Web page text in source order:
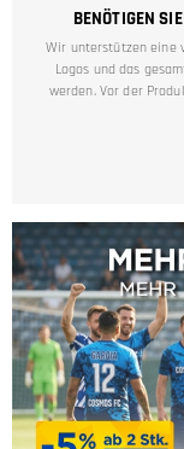
BENÖTIGEN
Wir unterstützen eine
Logos und das
werden. Vor der